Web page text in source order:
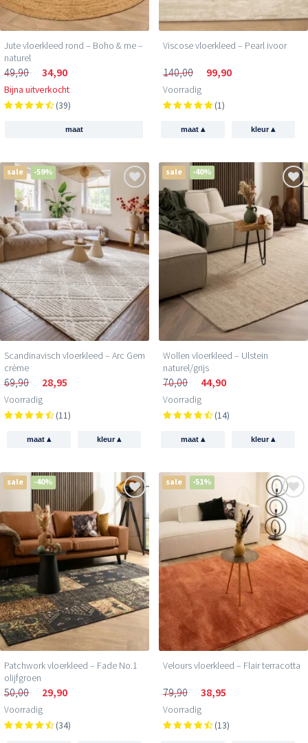
Jute vloerkleed rond – Boho & me –
naturel
49,90 34,90
Bijna uitverkocht
(39)
maat
Viscose vloerkleed – Pearl ivoor
140,00 99,90
Voorradig
(1)
maat ▴ kleur▴
sale -59%
Scandinavisch vloerkleed – Arc Gem
crème
69,90 28,95
Voorradig
(11)
maat ▴ kleur▴
sale -40%
Wollen vloerkleed – Ulstein
naturel/grijs
70,00 44,90
Voorradig
(14)
maat ▴ kleur▴
sale -40%
Patchwork vloerkleed – Fade No.1
olijfgroen
50,00 29,90
Voorradig
(34)
sale -51%
Velours vloerkleed – Flair terracotta
79,90 38,95
Voorradig
(13)